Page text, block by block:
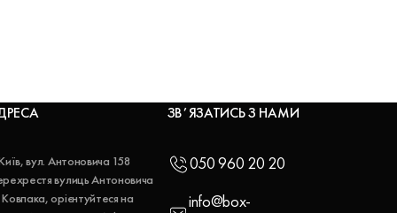
вул. Антоновича 158
вулиць Антоновича
орієнтуйтеся на
ЗВʼЯЗАТИСЬ З НАМИ
050 960 20 20
info@box-